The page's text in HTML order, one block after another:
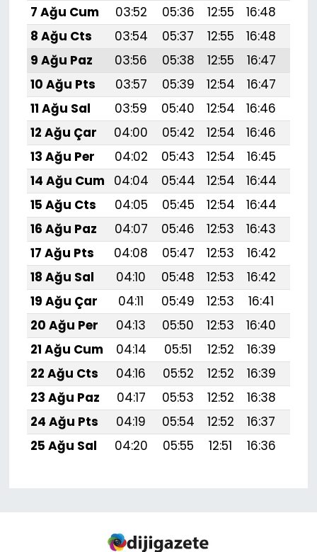
7 Ağu Cum
03:52 05:36 12:55 16:48
8 Ağu Cts
03:54 05:37 12:55 16:48
9 Ağu Paz
03:56 05:38 12:55 16:47
10 Ağu Pts
03:57 05:39 12:54 16:47
11 Ağu Sal
03:59 05:40 12:54 16:46
12 Ağu Çar
04:00 05:42 12:54 16:46
13 Ağu Per
04:02 05:43 12:54 16:45
14 Ağu Cum
04:04 05:44 12:54 16:44
15 Ağu Cts
04:05 05:45 12:54 16:44
16 Ağu Paz
04:07 05:46 12:53 16:43
17 Ağu Pts
04:08 05:47 12:53 16:42
18 Ağu Sal
04:10 05:48 12:53 16:42
19 Ağu Çar
04:11 05:49 12:53 16:41
20 Ağu Per
04:13 05:50 12:53 16:40
21 Ağu Cum
04:14 05:51 12:52 16:39
22 Ağu Cts
04:16 05:52 12:52 16:39
23 Ağu Paz
04:17 05:53 12:52 16:38
24 Ağu Pts
04:19 05:54 12:52 16:37
25 Ağu Sal
04:20 05:55 12:51 16:36